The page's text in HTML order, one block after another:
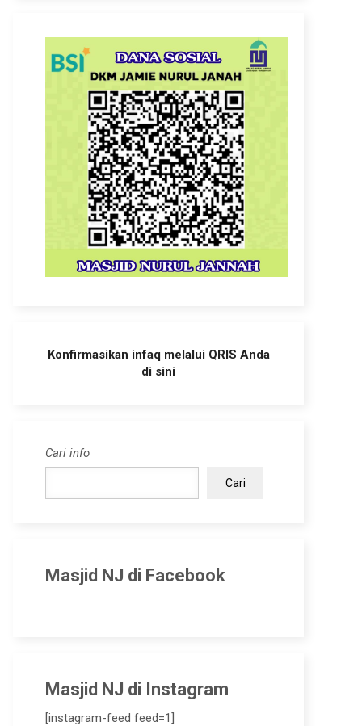
Konfirmasikan infaq melalui QRIS Anda
di sini
Cari info
Cari
Masjid NJ di Facebook
Masjid NJ di Instagram
[instagram-feed feed=1]